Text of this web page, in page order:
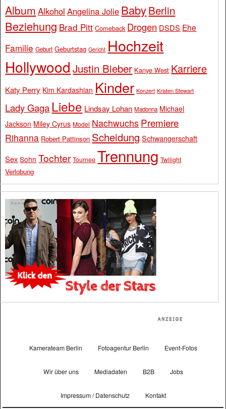
Album Alkohol Angelina Jolie BabyBerlin
Beziehung Brad Pitt Comeback Drogen DSDS Ehe
Familie Geburt Geburtstag Gericht Hochzeit
Hollywood Justin Bieber Kanye West Karriere
Katy Perry Kim Kardashian Kinder Konzert Kristen Stewart
Lady Gaga Liebe Lindsay Lohan Madonna Michael
Jackson Miley Cyrus Model Nachwuchs Premiere
Rihanna Robert Pattinson Scheidung Schwangerschaft
Sex Sohn Tochter Tournee Trennung Twilight
Verlobung
Kamerateam Berlin Fotoagentur Berlin Event-Fotos
Wir über uns Mediadaten B2B Jobs
Impressum / Datenschutz Kontakt